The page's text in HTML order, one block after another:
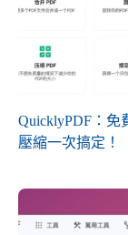
QuicklyPDF：免
壓縮一次搞定！